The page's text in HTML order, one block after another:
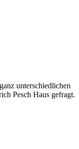
unterschiedlichen
Pesch Haus gefragt.